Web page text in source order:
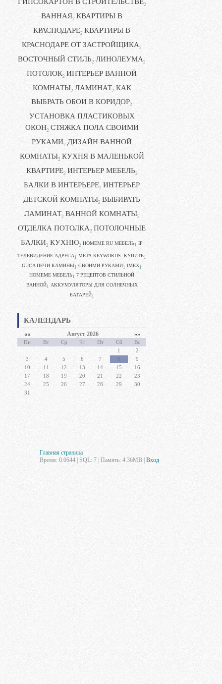
2
ВАННАЯ2 КВАРТИРЫ В
КРАСНОДАРЕ2 КВАРТИРЫ В
КРАСНОДАРЕ ОТ ЗАСТРОЙЩИКА2
ВОСТОЧНЫЙ СТИЛЬ2 ЛИНОЛЕУМА2
ПОТОЛОК2 ИНТЕРЬЕР ВАННОЙ
КОМНАТЫ2 ЛАМИНАТ2 КАК
ВЫБРАТЬ ОБОИ В КОРИДОР2
УСТАНОВКА ПЛАСТИКОВЫХ
ОКОН2 СТЯЖКА ПОЛА СВОИМИ
РУКАМИ2 ДИЗАЙН ВАННОЙ
КОМНАТЫ2 КУХНЯ В МАЛЕНЬКОЙ
КВАРТИРЕ2 ИНТЕРЬЕР МЕБЕЛЬ2
БАЛКИ В ИНТЕРЬЕРЕ2 ИНТЕРЬЕР
ДЕТСКОЙ КОМНАТЫ2 ВЫБИРАТЬ
ЛАМИНАТ2 ВАННОЙ КОМНАТЫ2
ОТДЕЛКА ПОТОЛКА2 ПОТОЛОЧНЫЕ
БАЛКИ2 КУХНЮ2 HOMEME RU МЕБЕЛЬ1 IP
ТЕЛЕВИДЕНИЕ АДРЕСА 1 META-KEYWORDS: КУПИТЬ1
GUCA ПЕЧИ КАМИНЫ1 CВОИМИ РУКАМИ1 IMEX1
HOMEME МЕБЕЛЬ1 7 РЕЦЕПТОВ СТИЛЬНОЙ
ВАННОЙ1 АККУМУЛЯТОРЫ ДЛЯ СОЛНЕЧНЫХ
БАТАРЕЙ1
КАЛЕНДАРЬ
«« Август 2026 »»
Пн Вт Ср Чт Пт Сб
Вс
1
2
3
4 5 6 7 8
9
10
11 12 13 14 15
16
17
18 19 20 21 22
23
24
25 26 27 28 29
30
31
Главная страница
Время: 0.0644 | SQL: 7 | Память: 4.36MB Вход